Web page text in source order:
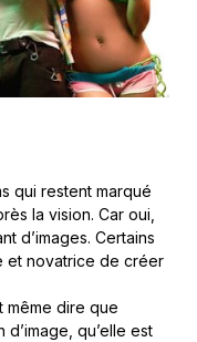
qui restent marqué
la vision. Car oui,
d’images. Certains
et novatrice de créer
même dire que
d’image, qu’elle est